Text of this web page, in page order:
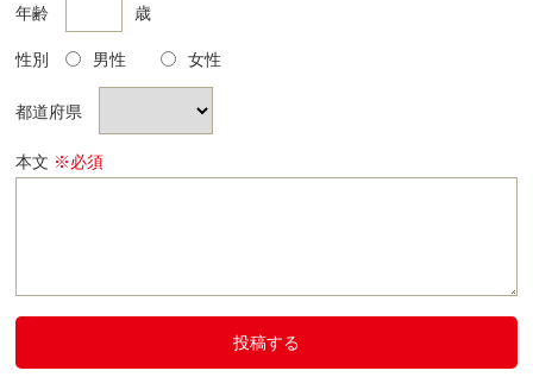
年齢 歳
性別 男性 女性
都道府県
本文 ※必須
投稿する